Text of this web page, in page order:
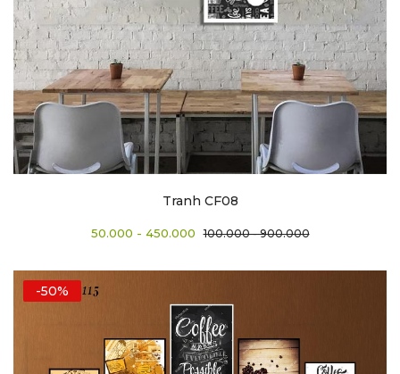
Tranh CF08
50.000 - 450.000 100.000 - 900.000
-50%